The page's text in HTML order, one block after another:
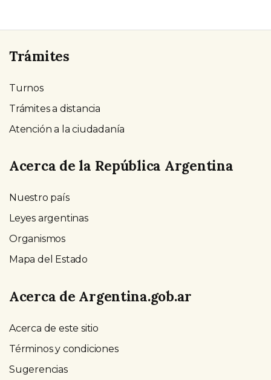
Trámites
Turnos
Trámites a distancia
Atención a la ciudadanía
Acerca de la República Argentina
Nuestro país
Leyes argentinas
Organismos
Mapa del Estado
Acerca de Argentina.gob.ar
Acerca de este sitio
Términos y condiciones
Sugerencias